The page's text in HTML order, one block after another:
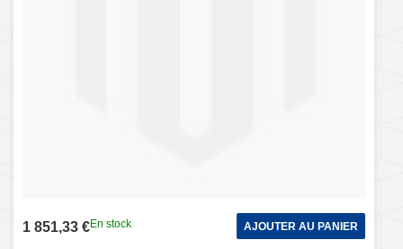
1 851,33 €En stock AJOUTER AU PANIER